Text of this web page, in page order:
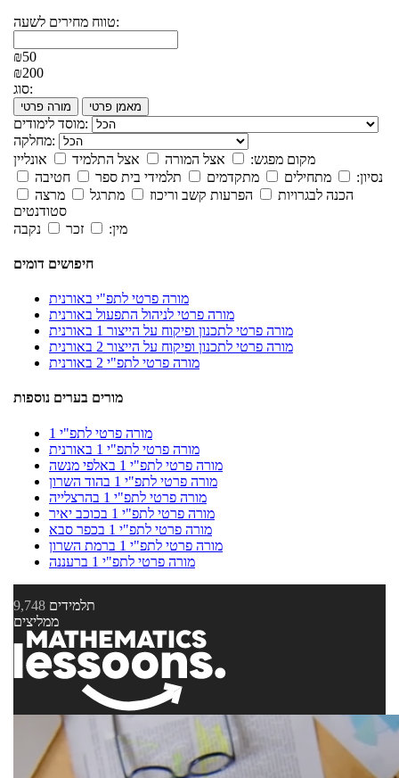
טווח מחירים לשעה:
₪50
₪200
סוג:
מורה פרטי מאמן פרטי
מוסד לימודים:
מחלקה:
מקום מפגש:
אצל המורה אצל התלמיד
אונליין
נסיון:
מתחילים מתקדמים תלמידי בית ספר
חטיבה
הכנה לבגרויות
הפרעות קשב וריכוז מתרגל
מרצה
סטודנטים
מין:
זכר נקבה
חיפושים דומים
מורה פרטי לתפ"י באורנית
מורה פרטי לניהול התפעול באורנית
מורה פרטי לתכנון ופיקוח על הייצור 1 באורנית
מורה פרטי לתכנון ופיקוח על הייצור 2 באורנית
מורה פרטי לתפ"י 2 באורנית
מורים בערים נוספות
מורה פרטי לתפ"י 1
מורה פרטי לתפ"י 1 באורנית
מורה פרטי לתפ"י 1 באלפי מנשה
מורה פרטי לתפ"י 1 בהוד השרון
מורה פרטי לתפ"י 1 בהרצלייה
מורה פרטי לתפ"י 1 בכוכב יאיר
מורה פרטי לתפ"י 1 בכפר סבא
מורה פרטי לתפ"י 1 ברמת השרון
מורה פרטי לתפ"י 1 ברעננה
9,748 תלמידים
ממליצים